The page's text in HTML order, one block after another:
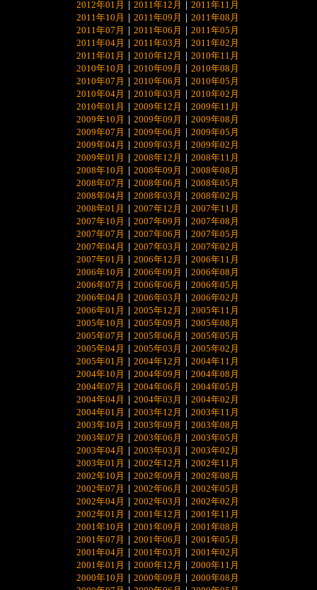
2012年01月 ｜ 2011年12月 ｜ 2011年11月
2011年10月 ｜ 2011年09月 ｜ 2011年08月
2011年07月 ｜ 2011年06月 ｜ 2011年05月
2011年04月 ｜ 2011年03月 ｜ 2011年02月
2011年01月 ｜ 2010年12月 ｜ 2010年11月
2010年10月 ｜ 2010年09月 ｜ 2010年08月
2010年07月 ｜ 2010年06月 ｜ 2010年05月
2010年04月 ｜ 2010年03月 ｜ 2010年02月
2010年01月 ｜ 2009年12月 ｜ 2009年11月
2009年10月 ｜ 2009年09月 ｜ 2009年08月
2009年07月 ｜ 2009年06月 ｜ 2009年05月
2009年04月 ｜ 2009年03月 ｜ 2009年02月
2009年01月 ｜ 2008年12月 ｜ 2008年11月
2008年10月 ｜ 2008年09月 ｜ 2008年08月
2008年07月 ｜ 2008年06月 ｜ 2008年05月
2008年04月 ｜ 2008年03月 ｜ 2008年02月
2008年01月 ｜ 2007年12月 ｜ 2007年11月
2007年10月 ｜ 2007年09月 ｜ 2007年08月
2007年07月 ｜ 2007年06月 ｜ 2007年05月
2007年04月 ｜ 2007年03月 ｜ 2007年02月
2007年01月 ｜ 2006年12月 ｜ 2006年11月
2006年10月 ｜ 2006年09月 ｜ 2006年08月
2006年07月 ｜ 2006年06月 ｜ 2006年05月
2006年04月 ｜ 2006年03月 ｜ 2006年02月
2006年01月 ｜ 2005年12月 ｜ 2005年11月
2005年10月 ｜ 2005年09月 ｜ 2005年08月
2005年07月 ｜ 2005年06月 ｜ 2005年05月
2005年04月 ｜ 2005年03月 ｜ 2005年02月
2005年01月 ｜ 2004年12月 ｜ 2004年11月
2004年10月 ｜ 2004年09月 ｜ 2004年08月
2004年07月 ｜ 2004年06月 ｜ 2004年05月
2004年04月 ｜ 2004年03月 ｜ 2004年02月
2004年01月 ｜ 2003年12月 ｜ 2003年11月
2003年10月 ｜ 2003年09月 ｜ 2003年08月
2003年07月 ｜ 2003年06月 ｜ 2003年05月
2003年04月 ｜ 2003年03月 ｜ 2003年02月
2003年01月 ｜ 2002年12月 ｜ 2002年11月
2002年10月 ｜ 2002年09月 ｜ 2002年08月
2002年07月 ｜ 2002年06月 ｜ 2002年05月
2002年04月 ｜ 2002年03月 ｜ 2002年02月
2002年01月 ｜ 2001年12月 ｜ 2001年11月
2001年10月 ｜ 2001年09月 ｜ 2001年08月
2001年07月 ｜ 2001年06月 ｜ 2001年05月
2001年04月 ｜ 2001年03月 ｜ 2001年02月
2001年01月 ｜ 2000年12月 ｜ 2000年11月
2000年10月 ｜ 2000年09月 ｜ 2000年08月